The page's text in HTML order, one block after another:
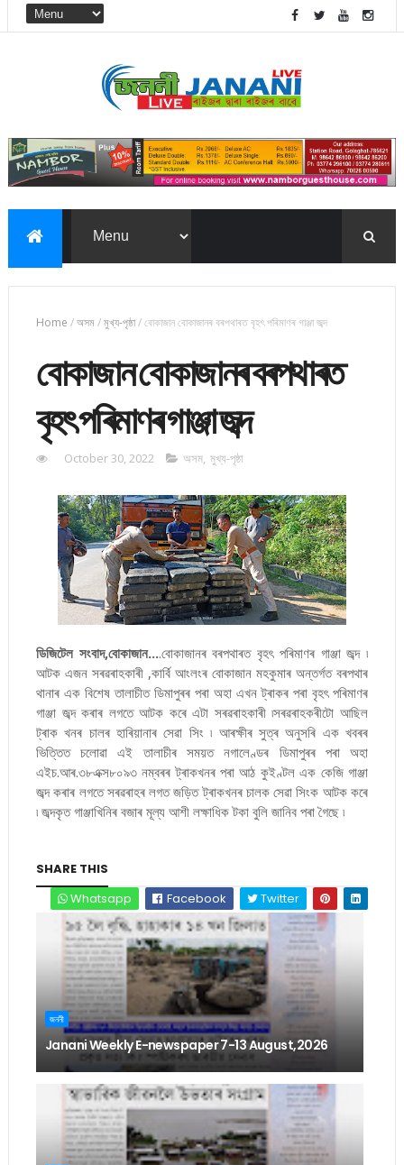
Home /অসম/মুখ্য-পৃষ্ঠা/বোকাজান বোকাজানৰ বৰপথাৰত বৃহৎ পৰিমাণৰ গাঞ্জা জব্দ
বোকাজান বোকাজানৰ বৰপথাৰত
বৃহৎ পৰিমাণৰ গাঞ্জা জব্দ
October 30, 2022 অসম, মুখ্য-পৃষ্ঠা
ডিজিটেল সংবাদ,বোকাজান....বোকাজানৰ বৰপথাৰত বৃহৎ পৰিমাণৰ গাঞ্জা জব্দ ৷
আটক এজন সৰৱৰাহকাৰী ,কাৰ্বি আংলংৰ বোকাজান মহকুমাৰ অন্তৰ্গত বৰপথাৰ
থানাৰ এক বিশেষ তালাচীত ডিমাপুৰৰ পৰা অহা এখন ট্ৰাকৰ পৰা বৃহৎ পৰিমাণৰ
গাঞ্জা জব্দ কৰাৰ লগতে আটক কৰে এটা সৰৱৰাহকাৰী ৷সৰৱৰাহকৰীটো আছিল
ট্ৰাক খনৰ চালৰ হাৰিয়ানাৰ সেৱা সিং ৷ আৰক্ষীৰ সুত্ৰ অনুসৰি এক খবৰৰ
ভিত্তিত চলোৱা এই তালাচীৰ সময়ত নগালেণ্ডৰ ডিমাপুৰৰ পৰা অহা
এইচ.আৰ.৩৮এক্স৮০৯৩ নম্বৰৰ ট্ৰাকখনৰ পৰা আঠ কুইণ্টল এক কেজি গাঞ্জা
জব্দ কৰাৰ লগতে সৰৱৰাহৰ লগত জড়িত ট্ৰাকখনৰ চালক সেৱা সিংক আটক কৰে
৷ জব্দকৃত গাঞ্জাখিনিৰ বজাৰ মূল্য আশী লক্ষাধিক টকা বুলি জানিব পৰা গৈছে ৷
SHARE THIS
Whatsapp
Facebook Twitter
জননী
Janani Weekly E-newspaper 7-13 August,2026